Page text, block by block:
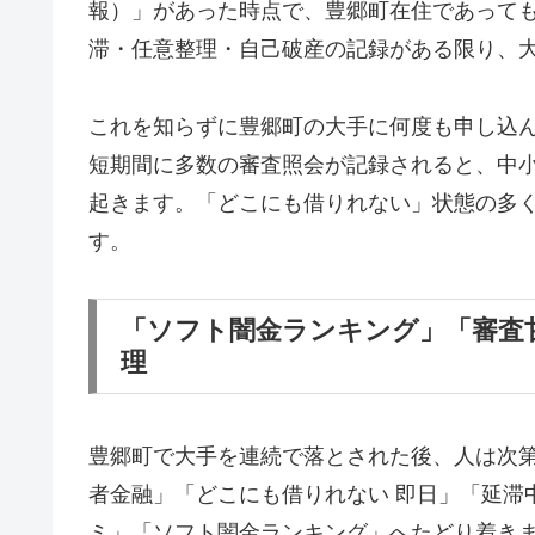
報）」があった時点で、豊郷町在住であって
滞・任意整理・自己破産の記録がある限り、
これを知らずに豊郷町の大手に何度も申し込
短期間に多数の審査照会が記録されると、中
起きます。「どこにも借りれない」状態の多
す。
「ソフト闇金ランキング」「審
理
豊郷町で大手を連続で落とされた後、人は次
者金融」「どこにも借りれない 即日」「延